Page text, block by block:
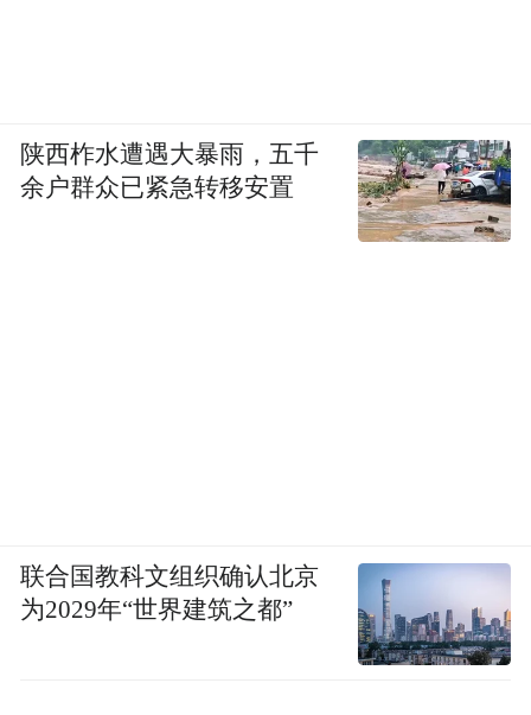
陕西柞水遭遇大暴雨，五千
余户群众已紧急转移安置
联合国教科文组织确认北京
为2029年“世界建筑之都”